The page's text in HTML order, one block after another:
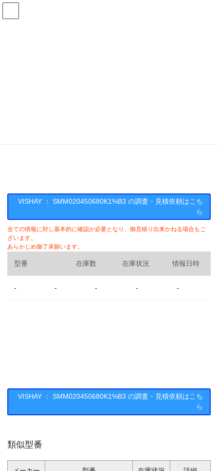
コ
ナ
VISHAY ： SMM020450680K1%B3 の調査・見積依頼はこち
ら
全ての情報に対し基本的に確認が必要となり、御見積り出来かねる場合もご
ざいます。
あらかじめ御了承願います。
型番 在庫数 在庫状況 情報日時
- - - - -
VISHAY ： SMM020450680K1%B3 の調査・見積依頼はこち
ら
類似型番